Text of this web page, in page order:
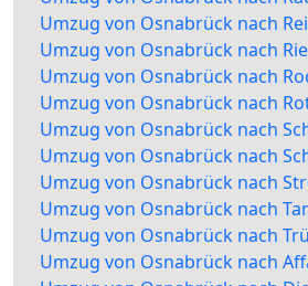
Umzug von Osnabrück nach
Umzug von Osnabrück nach
Umzug von Osnabrück nach
Umzug von Osnabrück nach
Umzug von Osnabrück nach
Umzug von Osnabrück nach
Umzug von Osnabrück nach
Umzug von Osnabrück nach
Umzug von Osnabrück nach
Umzug von Osnabrück nach